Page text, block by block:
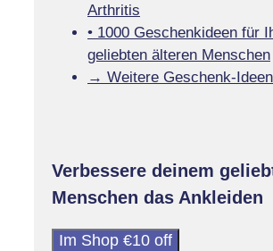
Arthritis
• 1000 Geschenkideen für
geliebten älteren Menschen
→ Weitere Geschenk-
Verbessere deinem
Menschen das Ankleiden
Im Shop €10 off